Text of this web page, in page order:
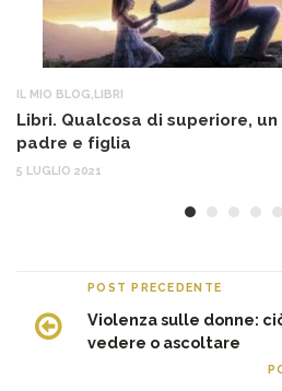
IL MIO BLOG LIBRI
Libri. Qualcosa di superiore,
padre e figlia
5 LUGLIO 2021
POST PRECEDENTE
Violenza sulle donne:
vedere o ascoltare